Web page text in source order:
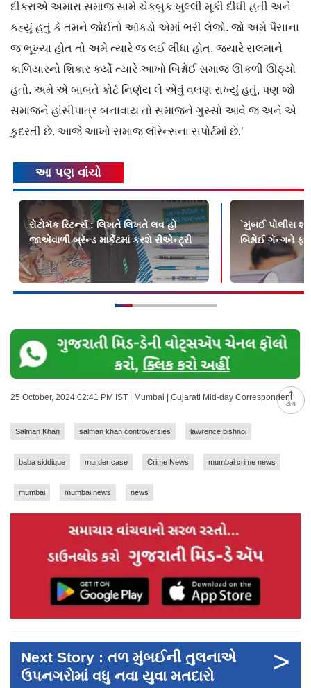
ટોચ
દીકરાએ અમારા સમાજ સામે ચેકબુક ખુલ્લી મૂકી દીધી હતી અને
કહ્યું હતું કે તમને જોઈતો આંકડો એમાં ભરી લેજો. જો અમે પૈસાના
જ ભૂખ્યા હોત તો અમે ત્યારે જ લઈ લીધા હોત. જ્યારે સલમાને
કાળિયારનો શિકાર કર્યો ત્યારે આખો બિશ્નોઈ સમાજ ઊકળી ઊઠ્યો
હતો. અમે એ બાબતે કોર્ટ નિર્ણય લે એવું વલણ રાખ્યું હતું, પણ જો
સમાજને હાંસીપાત્ર બનાવાય તો સમાજને ગુસ્સો આવે જ અને એ
કુદરતી છે. આજે આખો સમાજ લૉરેન્સના સપોર્ટમાં છે.’
આ પણ વાંચો
રોટોમૅક રિટર્ન્સ : લિખતે લિખતે લવ હો
જાએવાળી બ્રૅન્ડ માર્કેટમાં કરશે રીએન્ટ્રી
`મુંબઈ પોલીસ
બિશ્નોઈ ગૅન્ગને
25 October, 2024 02:41 PM IST | Mumbai | Gujarati Mid-day Correspondent
Salman Khan salman khan controversies lawrence bishnoi
baba siddique murder case Crime News mumbai crime news
mumbai mumbai news news
Next Story : તળ મુંબઈની તુલનાએ
ઉપનગરોમાં વધુ નવા યુવા મતદારો
>